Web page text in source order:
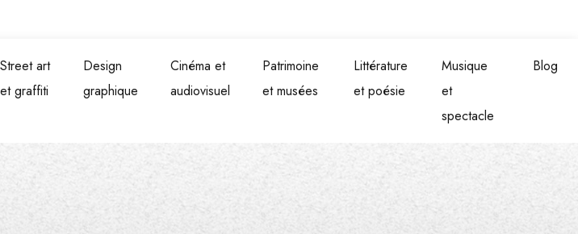
Street art
et graffiti
Design
graphique
Cinéma et
audiovisuel
Patrimoine
et musées
Littérature
et poésie
Musique
et
spectacle
Blog